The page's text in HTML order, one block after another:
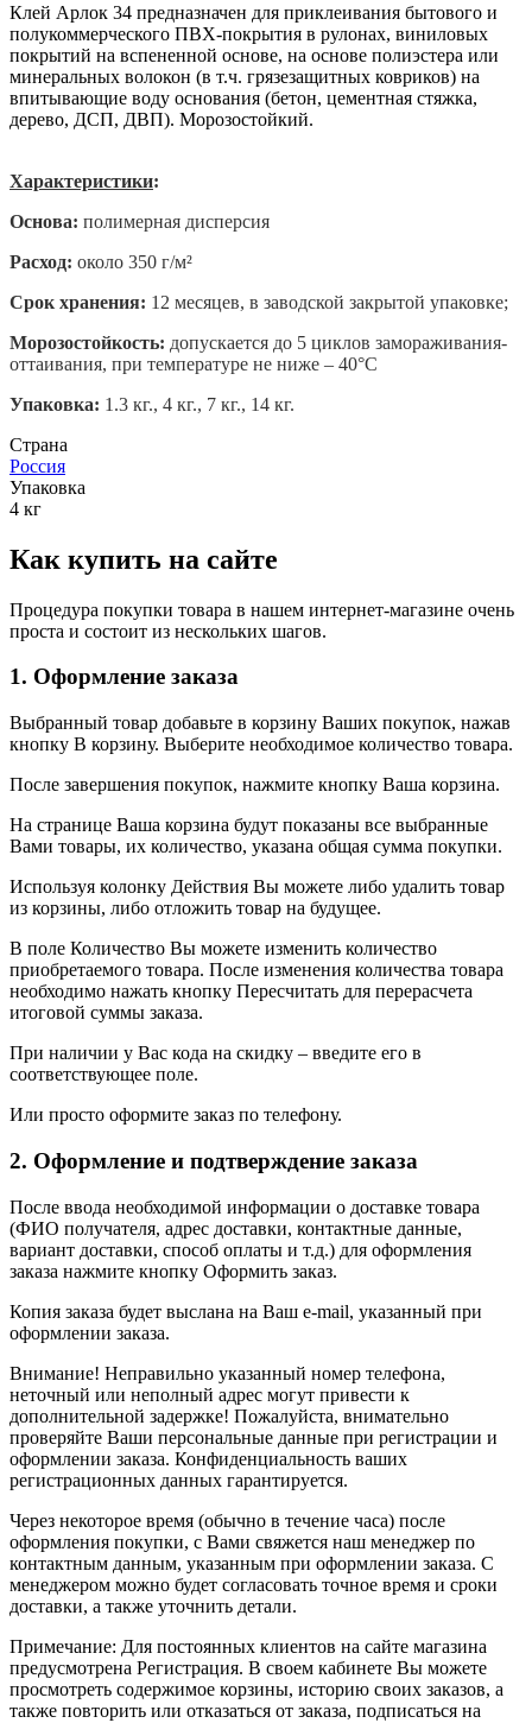
Клей Арлок 34 предназначен для приклеивания бытового и
полукоммерческого ПВХ-покрытия в рулонах, виниловых
покрытий на вспененной основе, на основе полиэстера или
минеральных волокон (в т.ч. грязезащитных ковриков) на
впитывающие воду основания (бетон, цементная стяжка,
дерево, ДСП, ДВП). Морозостойкий.
Характеристики:
Основа: полимерная дисперсия
Расход: около 350 г/м²
Срок хранения: 12 месяцев, в заводской закрытой упаковке;
Морозостойкость: допускается до 5 циклов замораживания-
оттаивания, при температуре не ниже – 40°С
Упаковка: 1.3 кг., 4 кг., 7 кг., 14 кг.
Страна
Россия
Упаковка
4 кг
Как купить на сайте
Процедура покупки товара в нашем интернет-магазине очень
проста и состоит из нескольких шагов.
1. Оформление заказа
Выбранный товар добавьте в корзину Ваших покупок, нажав
кнопку В корзину. Выберите необходимое количество товара.
После завершения покупок, нажмите кнопку Ваша корзина.
На странице Ваша корзина будут показаны все выбранные
Вами товары, их количество, указана общая сумма покупки.
Используя колонку Действия Вы можете либо удалить товар
из корзины, либо отложить товар на будущее.
В поле Количество Вы можете изменить количество
приобретаемого товара. После изменения количества товара
необходимо нажать кнопку Пересчитать для перерасчета
итоговой суммы заказа.
При наличии у Вас кода на скидку – введите его в
соответствующее поле.
Или просто оформите заказ по телефону.
2. Оформление и подтверждение заказа
После ввода необходимой информации о доставке товара
(ФИО получателя, адрес доставки, контактные данные,
вариант доставки, способ оплаты и т.д.) для оформления
заказа нажмите кнопку Оформить заказ.
Копия заказа будет выслана на Ваш e-mail, указанный при
оформлении заказа.
Внимание! Неправильно указанный номер телефона,
неточный или неполный адрес могут привести к
дополнительной задержке! Пожалуйста, внимательно
проверяйте Ваши персональные данные при регистрации и
оформлении заказа. Конфиденциальность ваших
регистрационных данных гарантируется.
Через некоторое время (обычно в течение часа) после
оформления покупки, с Вами свяжется наш менеджер по
контактным данным, указанным при оформлении заказа. С
менеджером можно будет согласовать точное время и сроки
доставки, а также уточнить детали.
Примечание: Для постоянных клиентов на сайте магазина
предусмотрена Регистрация. В своем кабинете Вы можете
просмотреть содержимое корзины, историю своих заказов, а
также повторить или отказаться от заказа, подписаться на